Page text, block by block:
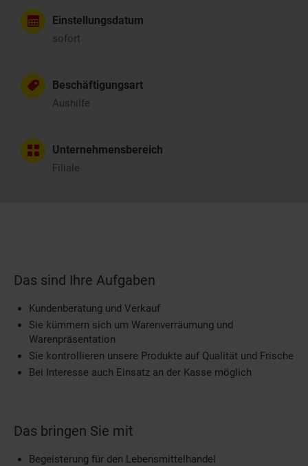
Einstellungsdatum
sofort
Beschäftigungsart
Aushilfe
Unternehmensbereich
Filiale
Das sind Ihre Aufgaben
Kundenberatung und Verkauf
Sie kümmern sich um Warenverräumung und
Warenpräsentation
Sie kontrollieren unsere Produkte auf Qualität und Frische
Bei Interesse auch Einsatz an der Kasse möglich
Das bringen Sie mit
Begeisterung für den Lebensmittelhandel